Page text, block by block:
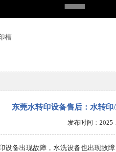
槽
东莞水转印设备售后：水转
发布时间：
备出现故障，水洗设备也出现故障